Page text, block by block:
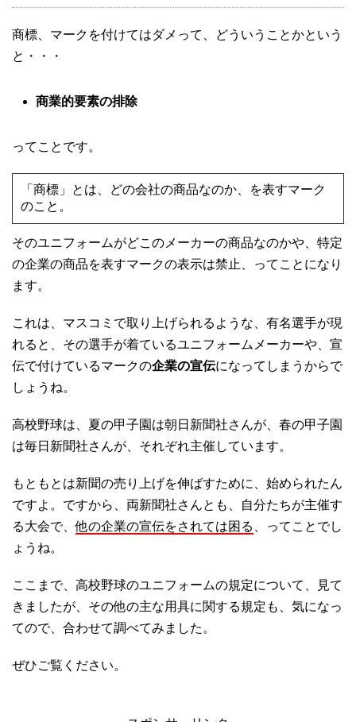
商標、マークを付けてはダメって、どういうことかという
と・・・
商業的要素の排除
ってことです。
「商標」とは、どの会社の商品なのか、を表すマーク
のこと。
そのユニフォームがどこのメーカーの商品なのかや、特定
の企業の商品を表すマークの表示は禁止、ってことになり
ます。
これは、マスコミで取り上げられるような、有名選手が現
れると、その選手が着ているユニフォームメーカーや、宣
伝で付けているマークの企業の宣伝になってしまうからで
しょうね。
高校野球は、夏の甲子園は朝日新聞社さんが、春の甲子園
は毎日新聞社さんが、それぞれ主催しています。
もともとは新聞の売り上げを伸ばすために、始められたん
ですよ。ですから、両新聞社さんとも、自分たちが主催す
る大会で、他の企業の宣伝をされては困る
、ってことでし
ょうね。
ここまで、高校野球のユニフォームの規定について、見て
きましたが、その他の主な用具に関する規定も、気になっ
てので、合わせて調べてみました。
ぜひご覧ください。